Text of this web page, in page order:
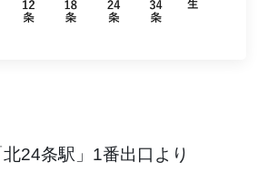
24条駅」1番出口より